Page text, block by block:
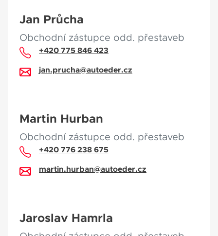
Jan Průcha
Obchodní zástupce odd. přestaveb
+420 775 846 423
jan.prucha@autoeder.cz
Martin Hurban
Obchodní zástupce odd. přestaveb
+420 776 238 675
martin.hurban@autoeder.cz
Jaroslav Hamrla